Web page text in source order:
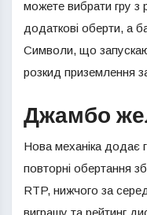
можете вибрати гру з
додаткові оберти, а
Символи, що
розкид приземлення
Джамбо
Нова механіка додає
повторні обертання
RTP, нижчого за
виграшу та рейтинг